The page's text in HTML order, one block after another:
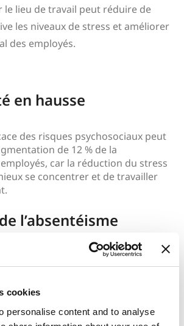
cookies
personalise content and to analyse
le lieu de travail peut réduire de
les niveaux de stress et améliorer
des employés.
en hausse
des risques psychosociaux peut
de 12 % de la
car la réduction du stress
se concentrer et de travailler
l’absentéisme
qui gèrent activement les risques
une réduction de 25 %
plus faibles et d’un meilleur
mentale.